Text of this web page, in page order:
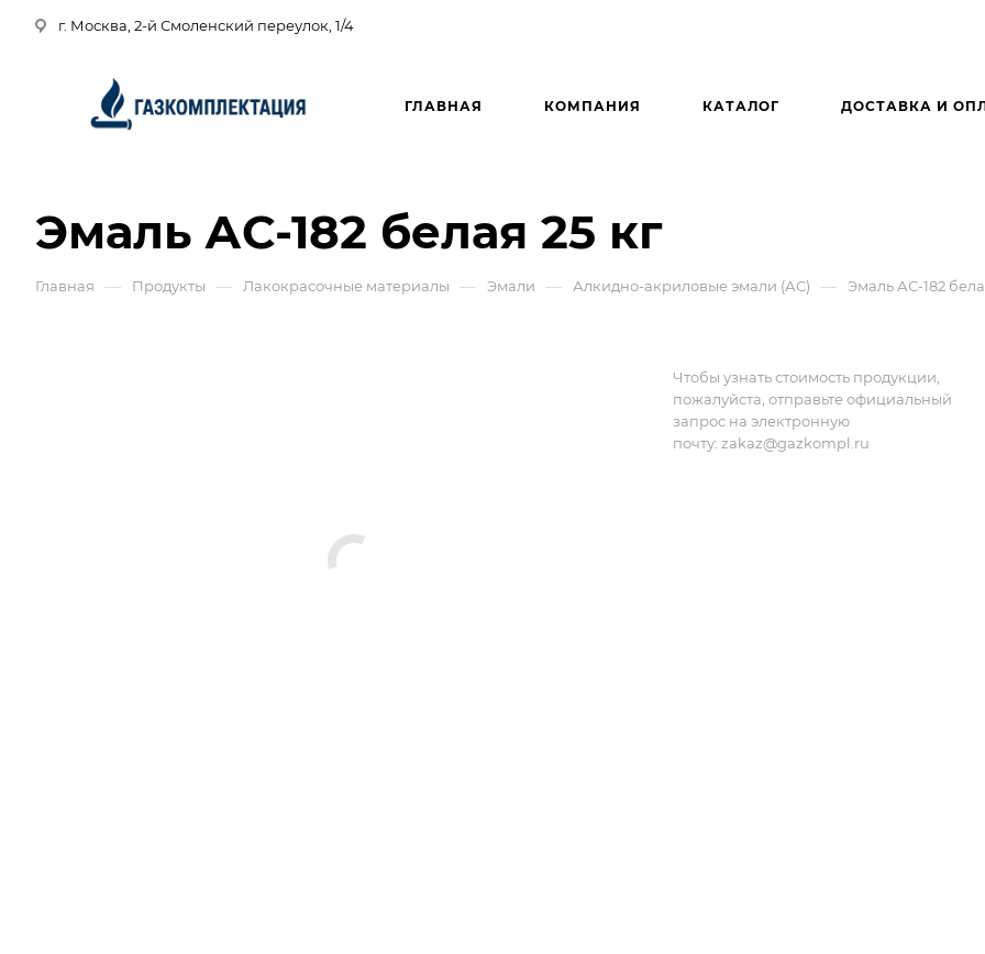
г. Москва, 2-й Смоленский переулок, 1/4
ГЛАВНАЯ КОМПАНИЯ КАТАЛОГ ДОСТАВКА И
Эмаль АС-182 белая 25 кг
Главная — Продукты — Лакокрасочные материалы — Эмали — Алкидно-акриловые эмали (АС) — Эмаль АС-182
Чтобы узнать стоимость продукции,
пожалуйста, отправьте официальный
запрос на электронную
почту: zakaz@gazkompl.ru